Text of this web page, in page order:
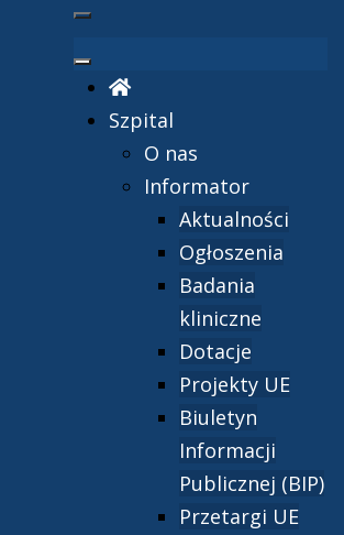
Szpital
O nas
Informator
Aktualności
Ogłoszenia
Badania
kliniczne
Dotacje
Projekty UE
Biuletyn
Informacji
Publicznej (BIP)
Przetargi UE